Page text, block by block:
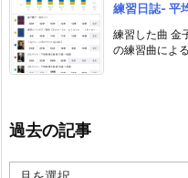
練習日誌- 平
練習した曲 金
の練習曲によ
過去の記事